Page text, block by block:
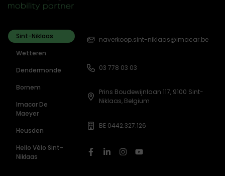
Sint-Niklaas
Wetteren
Dendermonde
Bornem
Imacar De
Maeyer
Heusden
Hello Vélo Sint-
Niklaas
naverkoop.sint-niklaas@imacar.be
03 778 03 03
Prins Boudewijnlaan 117, 9100 Sint-
Niklaas, Belgium
BE 0442.327.126